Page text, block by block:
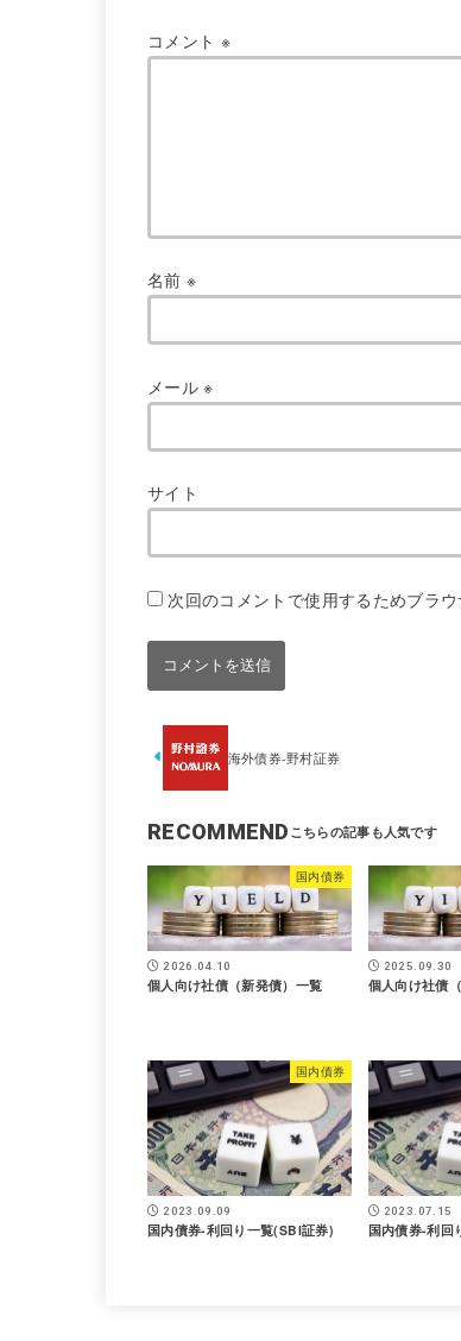
コメント ※
名前※
メール※
サイト
次回のコメントで使用するためブラ
海外債券-野村証券
RECOMMEND
国内債券
2026.04.10
個人向け社債（新発債）一覧
2025.09.30
個人向け社債
国内債券
2023.09.09
国内債券-利回り一覧(SBI証券)
2023.07.15
国内債券-利回